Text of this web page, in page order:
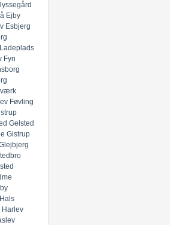
Ejby
Esbjerg
Fyn
Føvling
Gelsted
Gistrup
Hals
Harlev